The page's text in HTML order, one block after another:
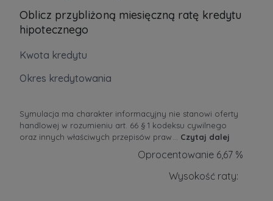
Oblicz przybliżoną miesięczną ratę kredytu
hipotecznego
Kwota kredytu
Okres kredytowania
Oprocentowanie 6,67 %
Wysokość raty:
Symulacja ma charakter informacyjny nie stanowi oferty
handlowej w rozumieniu art. 66 § 1 kodeksu cywilnego
oraz innych właściwych przepisów praw
Czytaj dalej